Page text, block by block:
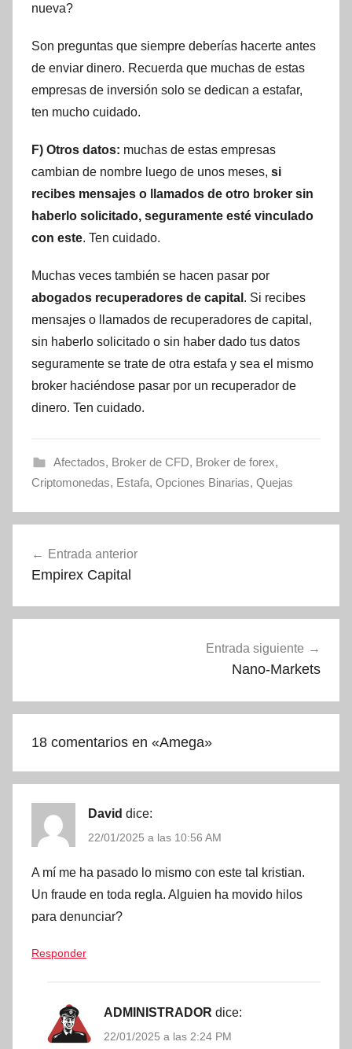
nueva?
Son preguntas que siempre deberías hacerte antes
de enviar dinero. Recuerda que muchas de estas
empresas de inversión solo se dedican a estafar,
ten mucho cuidado.
F) Otros datos: muchas de estas empresas
cambian de nombre luego de unos meses, si
recibes mensajes o llamados de otro broker sin
haberlo solicitado, seguramente esté vinculado
con este. Ten cuidado.
Muchas veces también se hacen pasar por
abogados recuperadores de capital . Si recibes
mensajes o llamados de recuperadores de capital,
sin haberlo solicitado o sin haber dado tus datos
seguramente se trate de otra estafa y sea el mismo
broker haciéndose pasar por un recuperador de
dinero. Ten cuidado.
Afectados, Broker de CFD, Broker de forex,
Criptomonedas, Estafa, Opciones Binarias, Quejas
de
Entrada anterior
Empirex Capital
Entrada siguiente
Nano-Markets
18 comentarios en «Amega»
David dice:
22/01/2025 a las 10:56 AM
A mí me ha pasado lo mismo con este tal kristian.
Un fraude en toda regla. Alguien ha movido hilos
para denunciar?
Responder
ADMINISTRADOR dice:
22/01/2025 a las 2:24 PM